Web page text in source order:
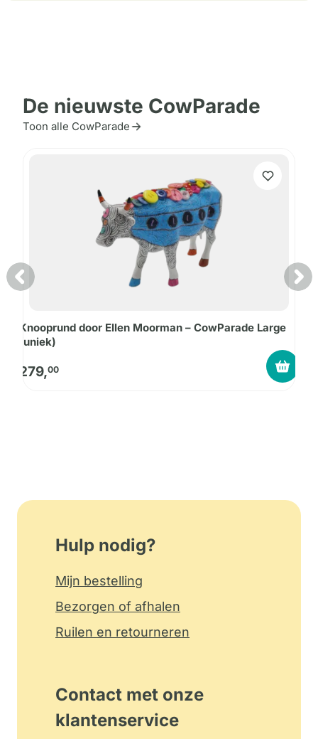
De nieuwste CowParade
Toon alle CowParade
Knooprund door Ellen Moorman – CowParade Large
(uniek)
279,00
Hulp nodig?
Mijn bestelling
Bezorgen of afhalen
Ruilen en retourneren
Contact met onze
klantenservice